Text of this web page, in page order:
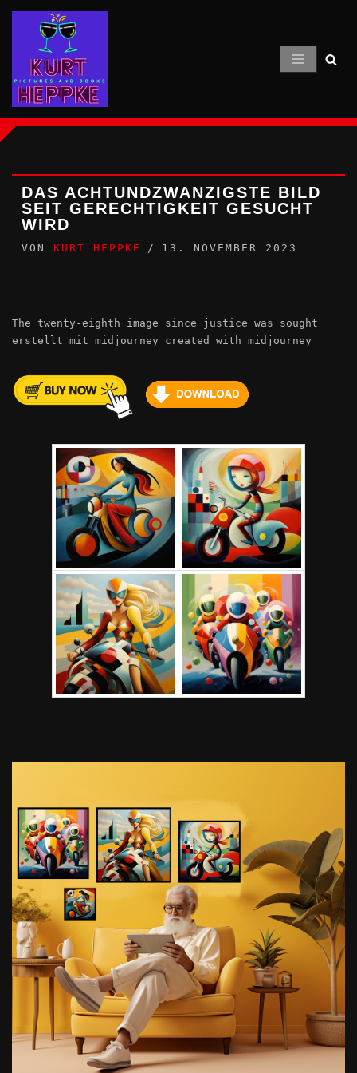
Inhalt
springen
DAS ACHTUNDZWANZIGSTE BILD
SEIT GERECHTIGKEIT GESUCHT
WIRD
VON KURT HEPPKE 13. NOVEMBER 2023
The twenty-eighth image since justice was sought
erstellt mit midjourney created with midjourney